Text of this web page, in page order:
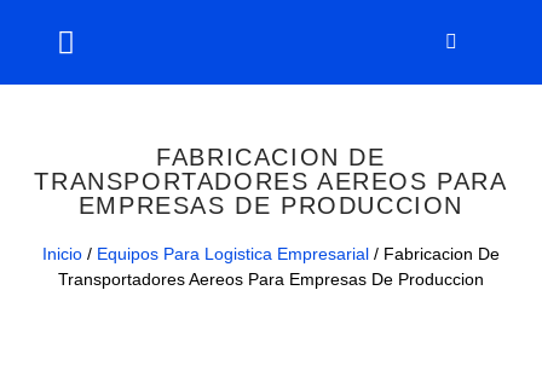
FABRICACION DE
TRANSPORTADORES AEREOS PARA
EMPRESAS DE PRODUCCION
Inicio / Equipos Para Logistica Empresarial / Fabricacion De
Transportadores Aereos Para Empresas De Produccion